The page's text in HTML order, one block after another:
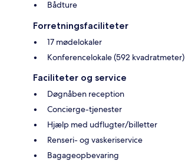
Bådture
Forretningsfaciliteter
17 mødelokaler
Konferencelokale (592 kvadratmeter)
Faciliteter og service
Døgnåben reception
Concierge-tjenester
Hjælp med udflugter/billetter
Renseri- og vaskeriservice
Bagageopbevaring